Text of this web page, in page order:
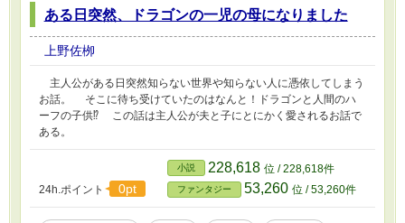
ある日突然、ドラゴンの一児の母になりました
上野佐栁
主人公がある日突然知らない世界や知らない人に憑依してしまう
お話。 そこに待ち受けていたのはなんと！ドラゴンと人間のハ
ーフの子供⁉︎ この話は主人公が夫と子にとにかく愛されるお話で
ある。
24h.ポイント 0pt
小説 228,618 位 / 228,618件
ファンタジー 53,260 位 / 53,260件